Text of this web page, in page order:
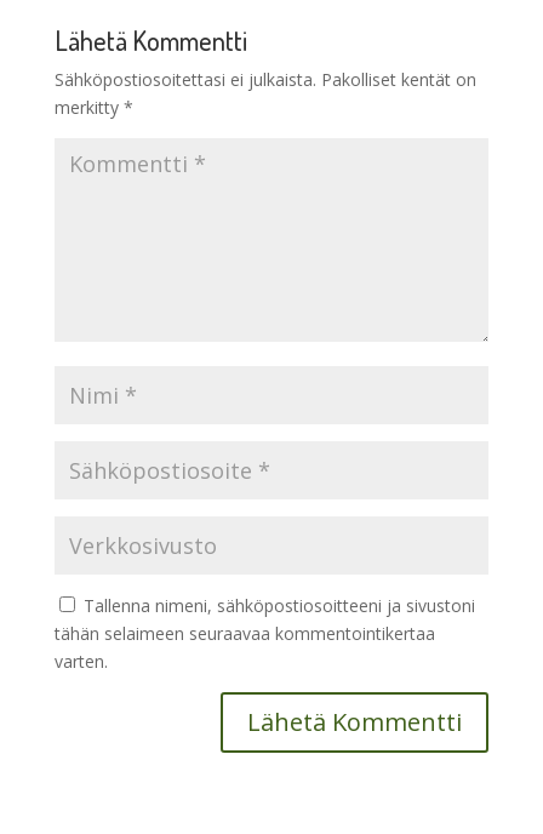
Lähetä Kommentti
Sähköpostiosoitettasi ei julkaista. Pakolliset kentät on
merkitty *
Tallenna nimeni, sähköpostiosoitteeni ja sivustoni
tähän selaimeen seuraavaa kommentointikertaa
varten.